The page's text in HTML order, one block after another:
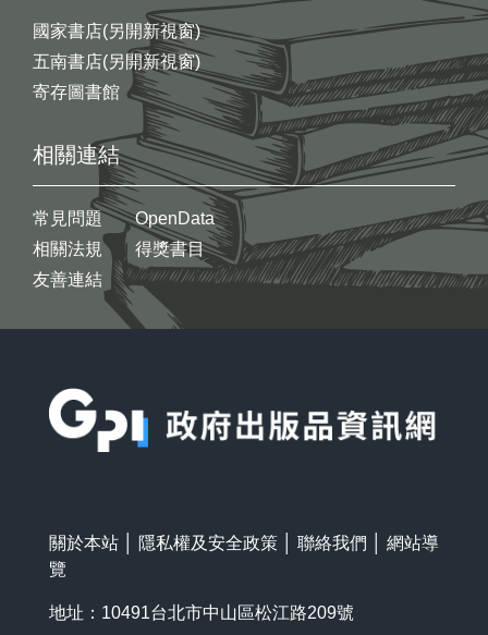
國家書店(另開新視窗)
五南書店(另開新視窗)
寄存圖書館
相關連結
常見問題
相關法規
友善連結
OpenData
得獎書目
關於本站 隱私權及安全政策 聯絡我們
網站導
覽
地址：10491台北市中山區松江路209號